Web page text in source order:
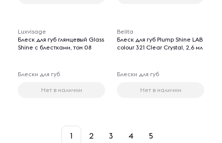
Luxvisage
Блеск для губ глянцевый Glass
Shine с блестками, тон 08
Блески для губ
Нет в наличии
Belita
Блеск для губ Plump Shine LAB
colour 321 Clear Crystal, 2,6 мл
Блески для губ
Нет в наличии
1 2 3 4 5